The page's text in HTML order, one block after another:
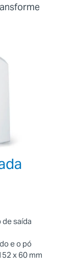
de saída
e o pó
x 60 mm